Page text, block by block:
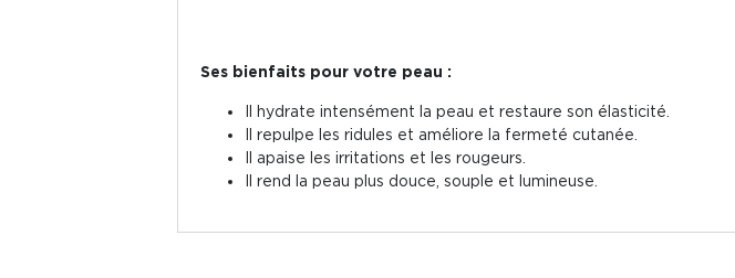
Ses bienfaits pour votre peau :
Il hydrate intensément la peau et restaure son élasticité.
Il repulpe les ridules et améliore la fermeté cutanée.
Il apaise les irritations et les rougeurs.
Il rend la peau plus douce, souple et lumineuse.